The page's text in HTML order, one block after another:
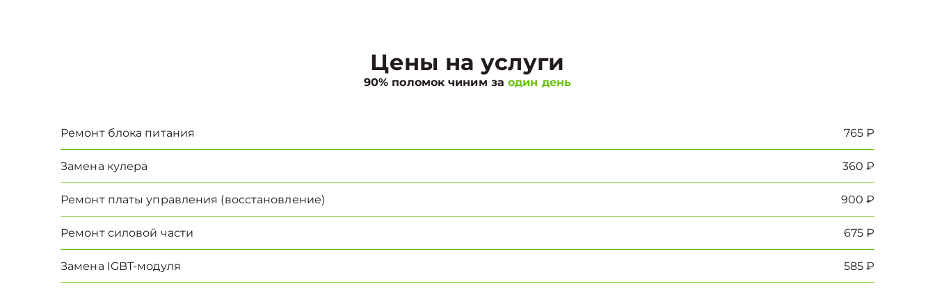
Цены на услуги
90% поломок чиним заодин день
Ремонт блока питания 765 ₽
Замена кулера 360 ₽
Ремонт платы управления (восстановление) 900 ₽
Ремонт силовой части 675 ₽
Замена IGBT-модуля 585 ₽